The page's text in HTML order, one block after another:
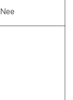
Nee